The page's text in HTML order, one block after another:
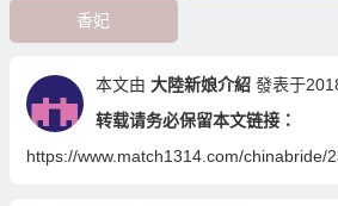
香妃
本文由 大陸新娘介紹 發表于
转载请务必保留本文链接：
https://www.match1314.com/chinabride/